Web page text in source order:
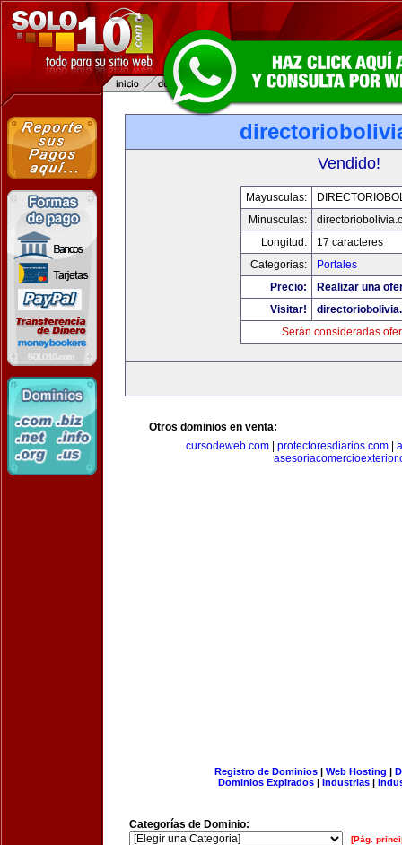
Vendido!
Mayusculas:
Minusculas:
Longitud:
17 caracteres
Categorias:
Portales
Precio:
Realizar una
Visitar!
Serán consideradas
Otros dominios en venta:
cursodeweb.com
protectoresdiarios.com
Registro de Dominios| Web Hosting |
Dominios Expirados | Industrias |
Categorías de Dominio:
[Pág.